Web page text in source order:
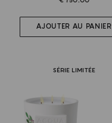
AJOUTER AU PANIER
SÉRIE LIMITÉE